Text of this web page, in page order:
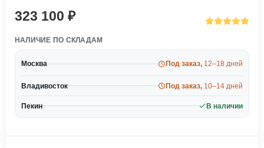
323 100
НАЛИЧИЕ ПО СКЛАДАМ
Москва Под заказ, 12–18 дней
Владивосток Под заказ, 10–14 дней
Пекин В наличии